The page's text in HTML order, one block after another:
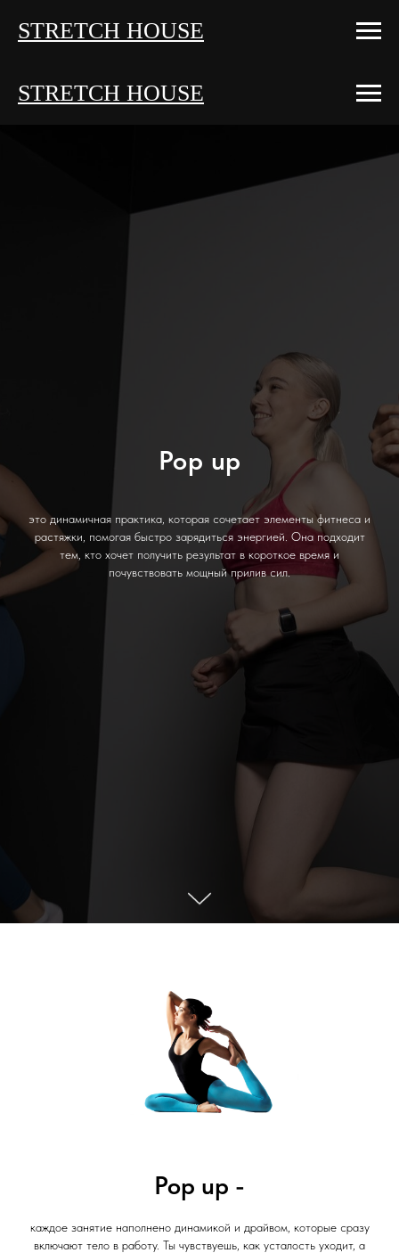
STRETCH HOUSE
STRETCH HOUSE
Pop up
это динамичная практика, которая сочетает элементы фитнеса и
растяжки, помогая быстро зарядиться энергией. Она подходит
тем, кто хочет получить результат в короткое время и
почувствовать мощный прилив сил.
Pop up -
каждое занятие наполнено динамикой и драйвом, которые сразу
включают тело в работу. Ты чувствуешь, как усталость уходит, а